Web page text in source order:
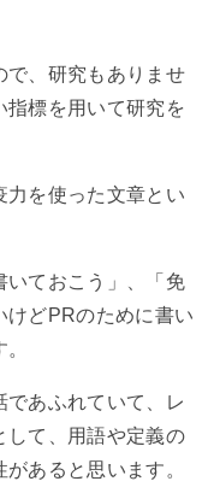
で、研究もありませ
指標を用いて研究を
力を使った文章とい
いておこう」、「免
けどPRのために書い
あふれていて、レ
して、用語や定義の
あると思います。